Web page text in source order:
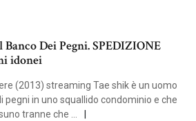
Dei Pegni. SPEDIZIONE
idonei
(2013) streaming Tae shik è un uomo
pegni in uno squallido condominio e che
tranne che …